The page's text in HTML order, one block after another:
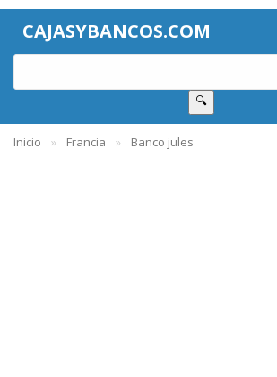
CAJASYBANCOS.COM
🔍
Inicio Francia Banco jules